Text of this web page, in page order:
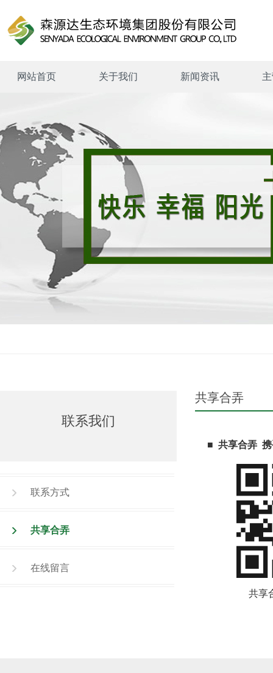
网站首页 关于我们 新闻资讯
联系我们
联系方式
共享合弄
在线留言
共享合弄
■ 共享合弄 携
共享合弄